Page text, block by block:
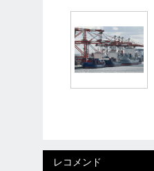
レコメンド